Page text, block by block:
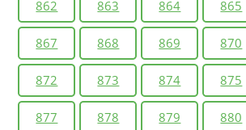
862 863 864 865
867 868 869 870
872 873 874 875
877 878 879 880